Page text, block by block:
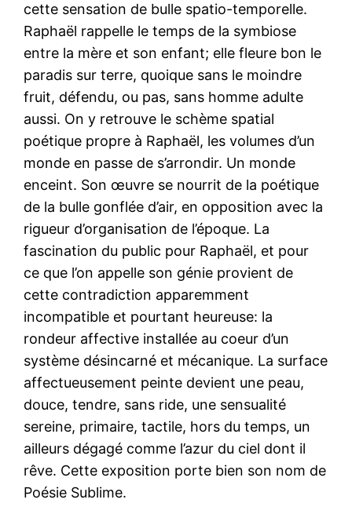
cette sensation de bulle spatio-temporelle.
Raphaël rappelle le temps de la symbiose
entre la mère et son enfant; elle fleure bon le
paradis sur terre, quoique sans le moindre
fruit, défendu, ou pas, sans homme adulte
aussi. On y retrouve le schème spatial
poétique propre à Raphaël, les volumes d’un
monde en passe de s’arrondir. Un monde
enceint. Son œuvre se nourrit de la poétique
de la bulle gonflée d’air, en opposition avec la
rigueur d’organisation de l’époque. La
fascination du public pour Raphaël, et pour
ce que l’on appelle son génie provient de
cette contradiction apparemment
incompatible et pourtant heureuse: la
rondeur affective installée au coeur d’un
système désincarné et mécanique. La surface
affectueusement peinte devient une peau,
douce, tendre, sans ride, une sensualité
sereine, primaire, tactile, hors du temps, un
ailleurs dégagé comme l’azur du ciel dont il
rêve. Cette exposition porte bien son nom de
Poésie Sublime.